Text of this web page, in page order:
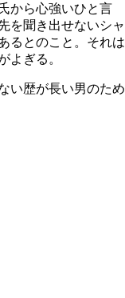
から心強いひと言
を聞き出せないシャ
るとのこと。それは
ぎる。
い歴が長い男のため